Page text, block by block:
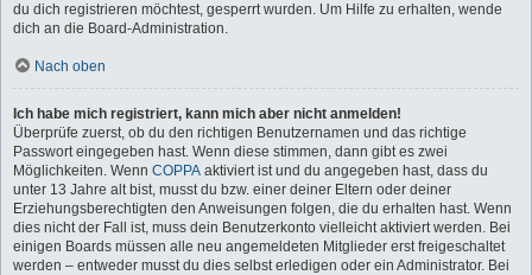
du dich registrieren möchtest, gesperrt wurden. Um Hilfe zu erhalten, wende
dich an die Board-Administration.
Nach oben
Ich habe mich registriert, kann mich aber nicht anmelden!
Überprüfe zuerst, ob du den richtigen Benutzernamen und das richtige
Passwort eingegeben hast. Wenn diese stimmen, dann gibt es zwei
Möglichkeiten. Wenn COPPA aktiviert ist und du angegeben hast, dass du
unter 13 Jahre alt bist, musst du bzw. einer deiner Eltern oder deiner
Erziehungsberechtigten den Anweisungen folgen, die du erhalten hast. Wenn
dies nicht der Fall ist, muss dein Benutzerkonto vielleicht aktiviert werden. Bei
einigen Boards müssen alle neu angemeldeten Mitglieder erst freigeschaltet
werden – entweder musst du dies selbst erledigen oder ein Administrator. Bei